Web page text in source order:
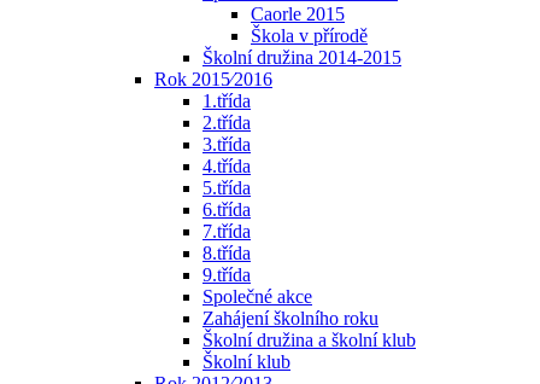
Caorle 2015
Škola v přírodě
Školní družina 2014-2015
Rok 2015⁄2016
1.třída
2.třída
3.třída
4.třída
5.třída
6.třída
7.třída
8.třída
9.třída
Společné akce
Zahájení školního roku
Školní družina a školní klub
Školní klub